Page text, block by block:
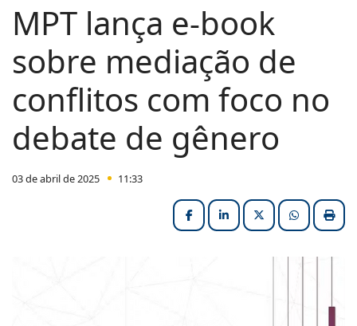
MPT lança e-book
sobre mediação de
conflitos com foco no
debate de gênero
03 de abril de 2025 11:33
FacebookLinkedInX (formerly